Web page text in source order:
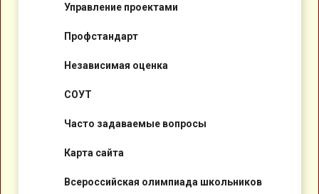
Управление проектами
Профстандарт
Независимая оценка
СОУТ
Часто задаваемые вопросы
Карта сайта
Всероссийская олимпиада школьников